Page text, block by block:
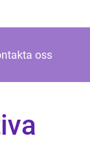
oss